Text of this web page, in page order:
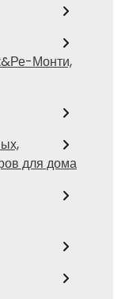
Монти,
для дома